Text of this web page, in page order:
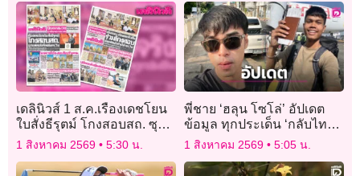
เดลินิวส์ 1 ส.ค.เรืองเดชโยน
ใบสั่งธีรุตม์ โกงสอบสถ. ซุก
แฟลชไดร์ฟส่งดร.วิน
1 สิงหาคม 2569 5:30 น.
พี่ชาย ‘ฮลุน โซโล่’ อัปเดต
ข้อมูล ทุกประเด็น ‘กลับไทย-
ทรัพย์สิน-ผลชันสูตร’
1 สิงหาคม 2569 5:05 น.